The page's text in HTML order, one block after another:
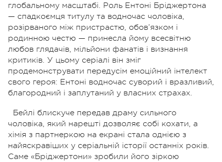
глобальному масштабі. Роль Ентоні Бріджертона
— спадкоємця титулу та водночас чоловіка,
розірваного між пристрастю, обов’язком і
родинною честю — принесла йому всесвітню
любов глядачів, мільйони фанатів і визнання
критиків. У цьому серіалі він зміг
продемонструвати передусім емоційний інтелект
свого героя: Ентоні водночас суворий і вразливий,
благородний і заплутаний у власних страхах.
Бейлі блискуче передав драму сильного
чоловіка, який нарешті дозволяє собі кохати, а
хімія з партнеркою на екрані стала однією з
найяскравіших у серіальній історії останніх років.
Саме «Бріджертони» зробили його зіркою